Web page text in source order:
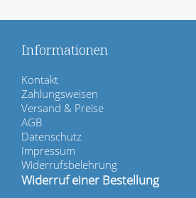
Informationen
N
a
v
i
g
a
t
i
Kontakt
Zahlungsweisen
Versand & Preise
AGB
Datenschutz
Impressum
Widerrufsbelehrung
Widerruf einer Bestellung